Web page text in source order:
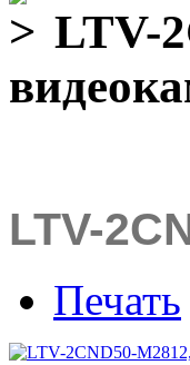
LTV-
LTV-
Печать